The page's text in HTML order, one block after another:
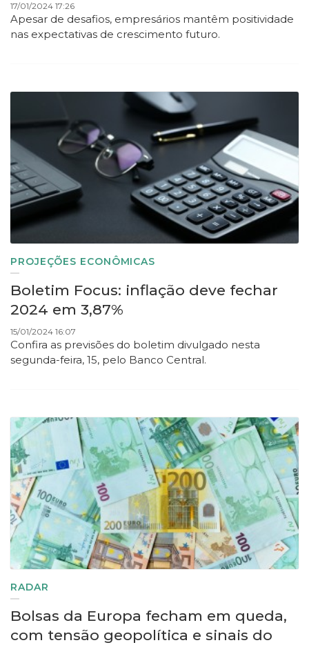
17/01/2024 17:26
Apesar de desafios, empresários mantêm positividade
nas expectativas de crescimento futuro.
PROJEÇÕES ECONÔMICAS
Boletim Focus: inflação deve fechar
2024 em 3,87%
15/01/2024 16:07
Confira as previsões do boletim divulgado nesta
segunda-feira, 15, pelo Banco Central.
RADAR
Bolsas da Europa fecham em queda,
com tensão geopolítica e sinais do